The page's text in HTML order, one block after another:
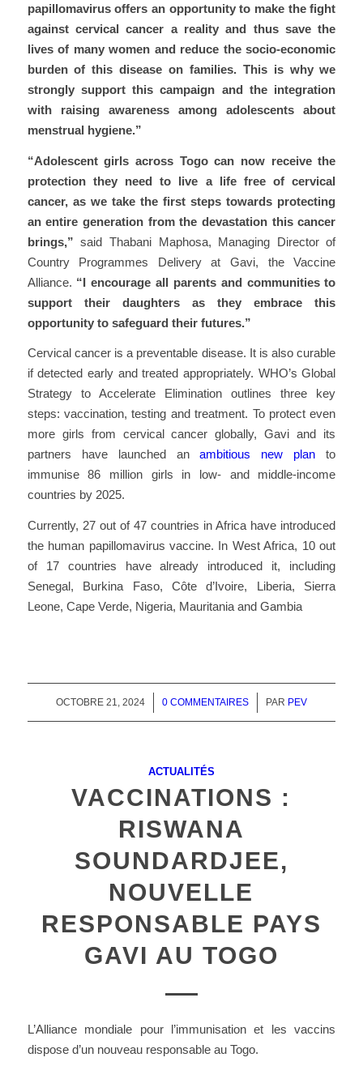
papillomavirus offers an opportunity to make the fight
against cervical cancer a reality and thus save the
lives of many women and reduce the socio-economic
burden of this disease on families. This is why we
strongly support this campaign and the integration
with raising awareness among adolescents about
menstrual hygiene.”
“Adolescent girls across Togo can now receive the
protection they need to live a life free of cervical
cancer, as we take the first steps towards protecting
an entire generation from the devastation this cancer
brings,”said Thabani Maphosa, Managing Director of
Country Programmes Delivery at Gavi, the Vaccine
Alliance. “I encourage all parents and communities to
support their daughters as they embrace this
opportunity to safeguard their futures.”
Cervical cancer is a preventable disease. It is also curable
if detected early and treated appropriately. WHO’s Global
Strategy to Accelerate Elimination outlines three key
steps: vaccination, testing and treatment. To protect even
more girls from cervical cancer globally, Gavi and its
partners have launched anambitious new plan to
immunise 86 million girls in low- and middle-income
countries by 2025.
Currently, 27 out of 47 countries in Africa have introduced
the human papillomavirus vaccine. In West Africa, 10 out
of 17 countries have already introduced it, including
Senegal, Burkina Faso, Côte d’Ivoire, Liberia, Sierra
Leone, Cape Verde, Nigeria, Mauritania and Gambia
OCTOBRE 21, 2024
/ 0 COMMENTAIRES
/ PAR PEV
ACTUALITÉS
VACCINATIONS :
RISWANA
SOUNDARDJEE,
NOUVELLE
RESPONSABLE PAYS
GAVI AU TOGO
L’Alliance mondiale pour l’immunisation et les vaccins
dispose d’un nouveau responsable au Togo.